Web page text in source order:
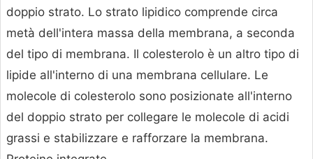
doppio strato. Lo strato lipidico comprende circa
metà dell'intera massa della membrana, a seconda
del tipo di membrana. Il colesterolo è un altro tipo di
lipide all'interno di una membrana cellulare. Le
molecole di colesterolo sono posizionate all'interno
del doppio strato per collegare le molecole di acidi
grassi e stabilizzare e rafforzare la membrana.